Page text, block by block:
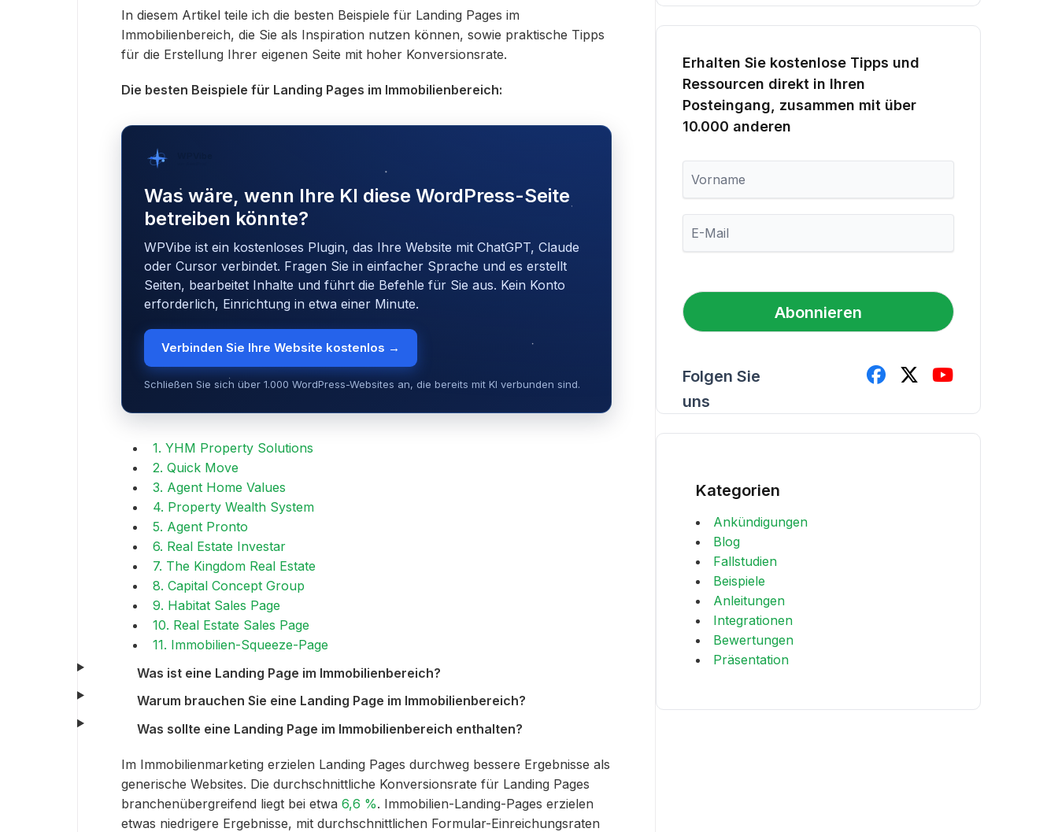
In diesem Artikel teile ich die besten Beispiele für Landing Pages im
Immobilienbereich, die Sie als Inspiration nutzen können, sowie praktische Tipps
für die Erstellung Ihrer eigenen Seite mit hoher Konversionsrate.
Die besten Beispiele für Landing Pages im Immobilienbereich:
Was wäre, wenn Ihre KI diese WordPress-Seite
betreiben könnte?
WPVibe ist ein kostenloses Plugin, das Ihre Website mit ChatGPT, Claude
oder Cursor verbindet. Fragen Sie in einfacher Sprache und es erstellt
Seiten, bearbeitet Inhalte und führt die Befehle für Sie aus. Kein Konto
erforderlich, Einrichtung in etwa einer Minute.
Verbinden Sie Ihre Website kostenlos →
Schließen Sie sich über 1.000 WordPress-Websites an, die bereits mit KI verbunden sind.
1. YHM Property Solutions
2. Quick Move
3. Agent Home Values
4. Property Wealth System
5. Agent Pronto
6. Real Estate Investar
7. The Kingdom Real Estate
8. Capital Concept Group
9. Habitat Sales Page
10. Real Estate Sales Page
11. Immobilien-Squeeze-Page
Was ist eine Landing Page im Immobilienbereich?
Warum brauchen Sie eine Landing Page im Immobilienbereich?
Was sollte eine Landing Page im Immobilienbereich enthalten?
Im Immobilienmarketing erzielen Landing Pages durchweg bessere Ergebnisse als
generische Websites. Die durchschnittliche Konversionsrate für Landing Pages
branchenübergreifend liegt bei etwa 6,6 %. Immobilien-Landing-Pages erzielen
etwas niedrigere Ergebnisse, mit durchschnittlichen Formular-Einreichungsraten
Erhalten Sie kostenlose Tipps und
Ressourcen direkt in Ihren
Posteingang, zusammen mit über
10.000 anderen
r
n
M
l
*
Abonnieren
Folgen Sie
uns
Kategorien
Ankündigungen
Blog
Fallstudien
Beispiele
Anleitungen
Integrationen
Bewertungen
Präsentation